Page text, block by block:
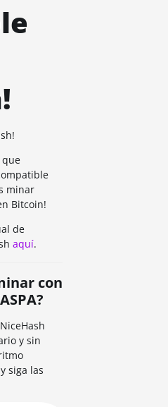
que
minar
Bitcoin!
de
aquí.
con
y sin
siga las